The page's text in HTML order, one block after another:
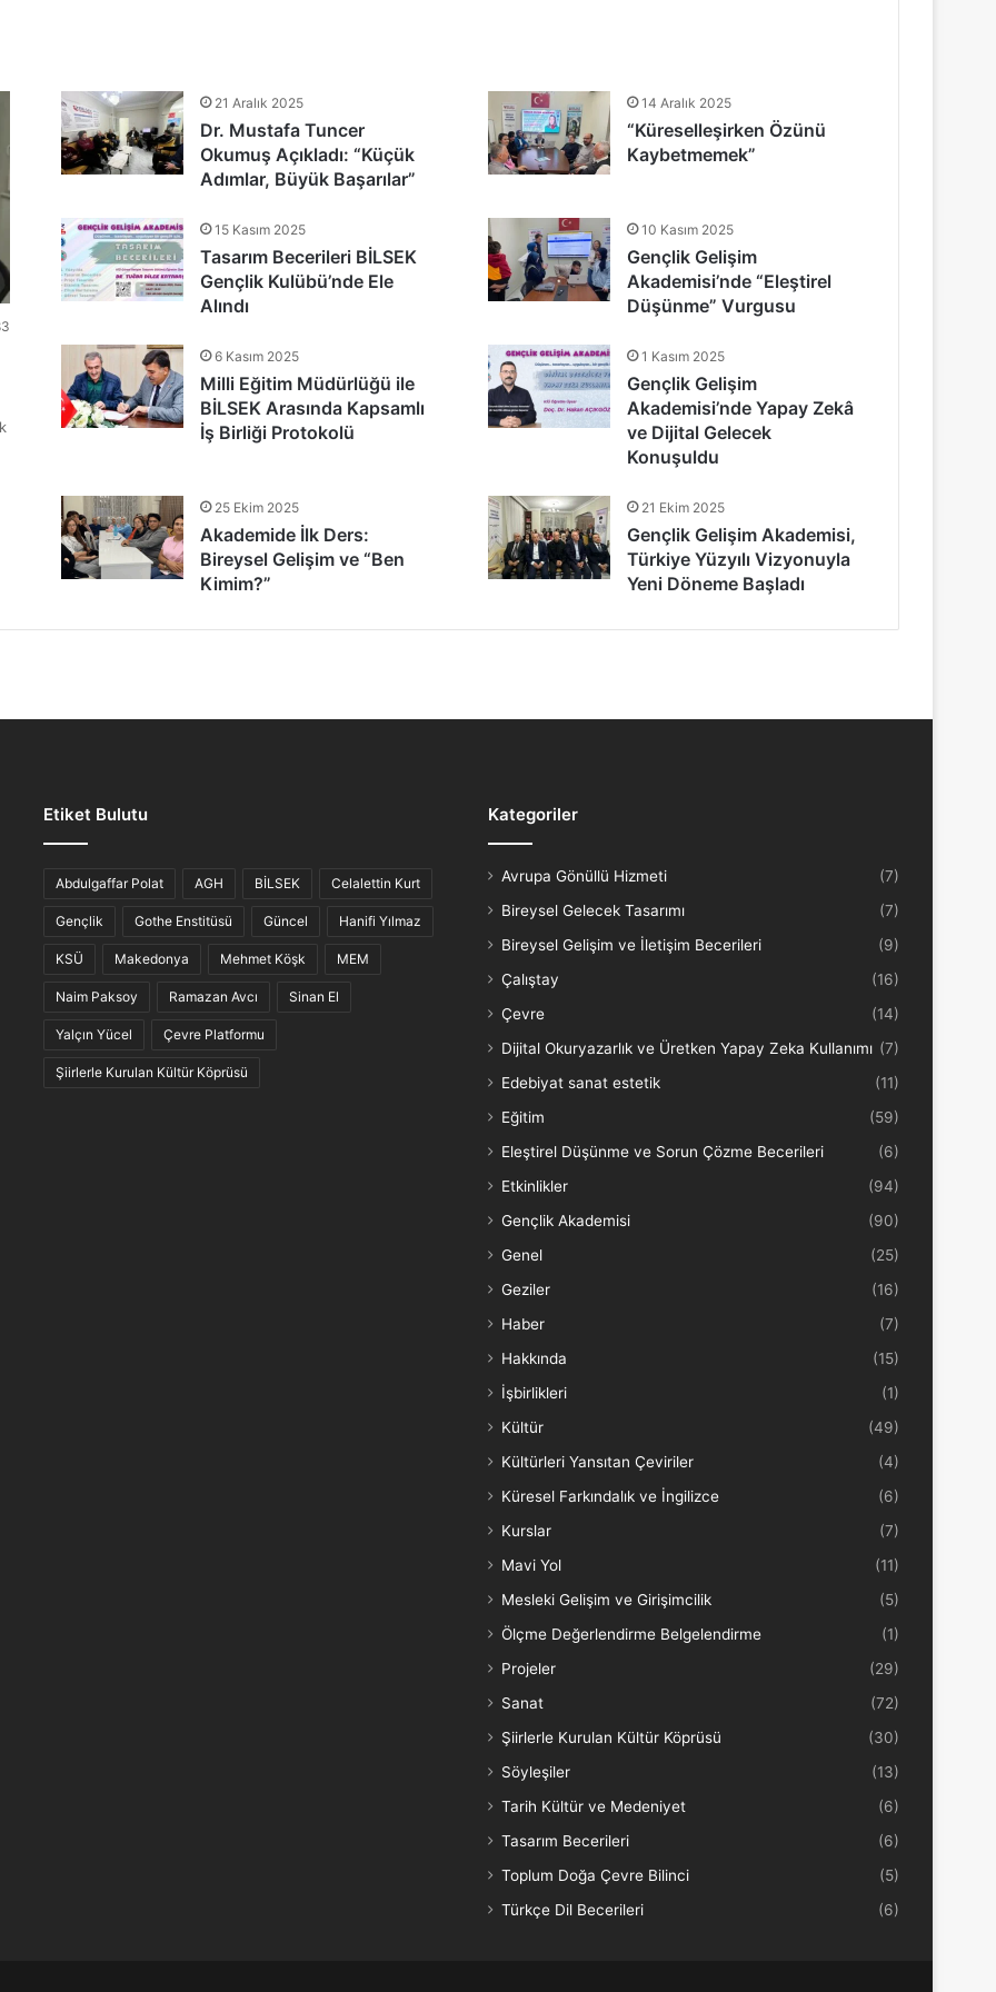
Teşekkür Belgeleriyle Tamamladı
Şöleni: Öğrenciler, Şair ve Ozanlarla Buluştu
Ahvali
Türkülerinin “Anlam Ağları” Keşfedildi
21 Aralık 2025
Dr. Mustafa Tuncer
Okumuş Açıkladı: “Küçük
Adımlar, Büyük Başarılar”
14 Aralık 2025
“Küreselleşirken Özünü
Kaybetmemek”
15 Kasım 2025
Tasarım Becerileri BİLSEK
Gençlik Kulübü’nde Ele
Alındı
10 Kasım 2025
Gençlik Gelişim
Akademisi’nde “Eleştirel
Düşünme” Vurgusu
6 Kasım 2025
Milli Eğitim Müdürlüğü ile
BİLSEK Arasında Kapsamlı
İş Birliği Protokolü
1 Kasım 2025
Gençlik Gelişim
Akademisi’nde Yapay Zekâ
ve Dijital Gelecek
Konuşuldu
25 Ekim 2025
Akademide İlk Ders:
Bireysel Gelişim ve “Ben
Kimim?”
21 Ekim 2025
Gençlik Gelişim Akademisi,
Türkiye Yüzyılı Vizyonuyla
Yeni Döneme Başladı
Etiket Bulutu
Abdulgaffar Polat AGH BİLSEK Celalettin Kurt
Gençlik Gothe Enstitüsü Güncel Hanifi Yılmaz
KSÜ Makedonya Mehmet Köşk MEM
Naim Paksoy Ramazan Avcı Sinan El
Yalçın Yücel Çevre Platformu
Şiirlerle Kurulan Kültür Köprüsü
Kategoriler
Avrupa Gönüllü Hizmeti
(7)
Bireysel Gelecek Tasarımı
(7)
Bireysel Gelişim ve İletişim Becerileri
(9)
Çalıştay
(16)
Çevre
(14)
Dijital Okuryazarlık ve Üretken Yapay Zeka Kullanımı (7)
Edebiyat sanat estetik
(11)
Eğitim
(59)
Eleştirel Düşünme ve Sorun Çözme Becerileri
(6)
Etkinlikler
(94)
Gençlik Akademisi
(90)
Genel
(25)
Geziler
(16)
Haber
(7)
Hakkında
(15)
İşbirlikleri
(1)
Kültür
(49)
Kültürleri Yansıtan Çeviriler
(4)
Küresel Farkındalık ve İngilizce
(6)
Kurslar
(7)
Mavi Yol
(11)
Mesleki Gelişim ve Girişimcilik
(5)
Ölçme Değerlendirme Belgelendirme
(1)
Projeler
(29)
Sanat
(72)
Şiirlerle Kurulan Kültür Köprüsü
(30)
Söyleşiler
(13)
Tarih Kültür ve Medeniyet
(6)
Tasarım Becerileri
(6)
Toplum Doğa Çevre Bilinci
(5)
Türkçe Dil Becerileri
(6)